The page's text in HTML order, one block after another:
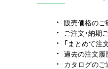
販売価格のご
ご注文・納期
「まとめて注
過去の注文履
カタログのご